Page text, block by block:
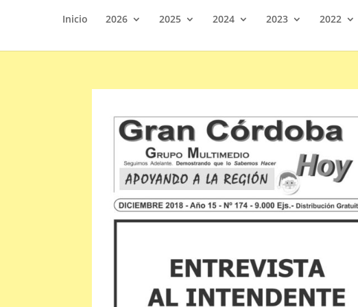
Inicio 2026 2025 2024 2023 2022